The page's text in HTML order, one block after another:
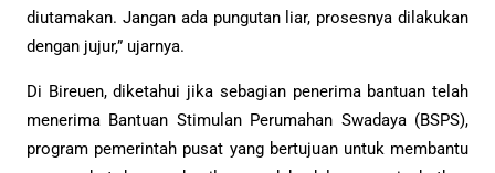
diutamakan. Jangan ada pungutan liar, prosesnya dilakukan
dengan jujur,” ujarnya.
Di Bireuen, diketahui jika sebagian penerima bantuan telah
menerima Bantuan Stimulan Perumahan Swadaya (BSPS),
program pemerintah pusat yang bertujuan untuk membantu